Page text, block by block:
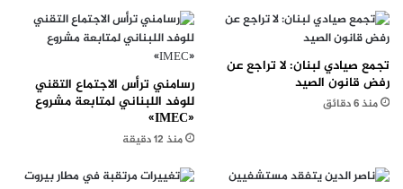
تجمع صيادي لبنان: لا تراجع عن
رفض قانون الصيد
منذ 6 دقائق
رسامني ترأس الاجتماع التقني
للوفد اللبناني لمتابعة مشروع
«IMEC»
منذ 12 دقيقة